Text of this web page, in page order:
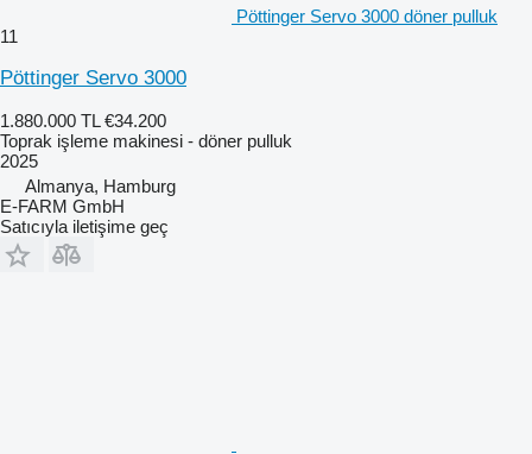
Pöttinger Servo 3000 döner pulluk
11
Pöttinger Servo 3000
1.880.000 TL €34.200
Toprak işleme makinesi - döner pulluk
2025
Almanya, Hamburg
E-FARM GmbH
Satıcıyla iletişime geç